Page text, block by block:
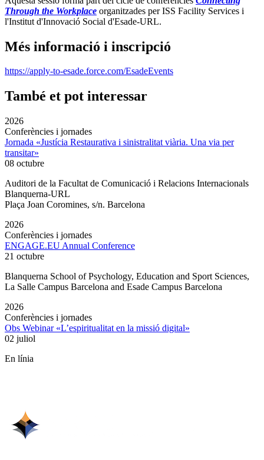
Through the Workplace organitzades per ISS Facility Services i
l'Institut d'Innovació Social d'Esade-URL.
Més informació i inscripció
https://apply-to-esade.force.com/EsadeEvents
També et pot interessar
2026
Conferències i jornades
Jornada «Justícia Restaurativa i sinistralitat viària. Una via per
transitar»
08 octubre
Auditori de la Facultat de Comunicació i Relacions Internacionals
Blanquerna-URL
Plaça Joan Coromines, s/n. Barcelona
2026
Conferències i jornades
ENGAGE.EU Annual Conference
21 octubre
Blanquerna School of Psychology, Education and Sport Sciences,
La Salle Campus Barcelona and Esade Campus Barcelona
2026
Conferències i jornades
Obs Webinar «L’espiritualitat en la missió digital»
02 juliol
En línia